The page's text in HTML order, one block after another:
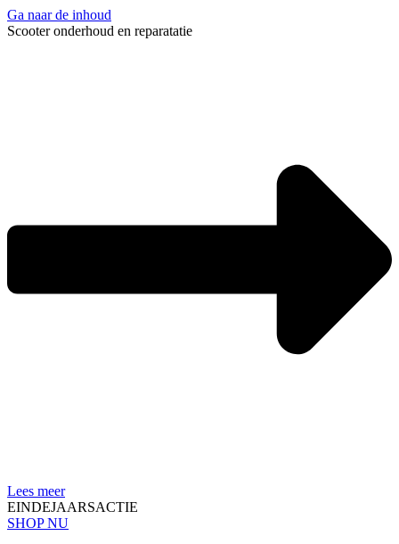
Ga naar de inhoud
Scooter onderhoud en reparatatie
Lees meer
EINDEJAARSACTIE
SHOP NU